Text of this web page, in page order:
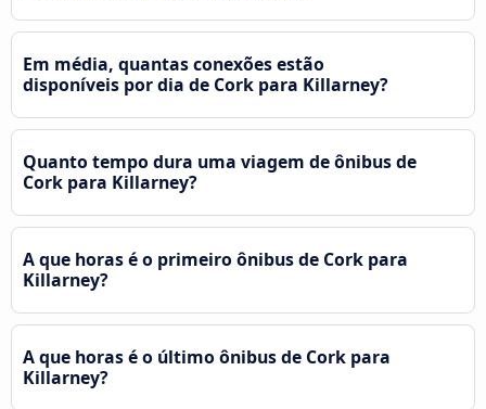
Em média, quantas conexões estão
disponíveis por dia de Cork para Killarney?
Quanto tempo dura uma viagem de ônibus de
Cork para Killarney?
A que horas é o primeiro ônibus de Cork para
Killarney?
A que horas é o último ônibus de Cork para
Killarney?